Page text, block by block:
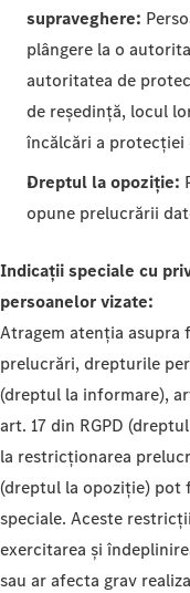
supraveghere:
plângere la o
autoritatea de
de reședință, locul
încălcări a protecției
Dreptul la opoziție:
opune prelucrării
Indicații speciale cu
persoanelor vizate:
Atragem atenția asupra
prelucrări, drepturile
(dreptul la informare),
art. 17 din RGPD
la restricționarea
(dreptul la opoziție) pot
speciale. Aceste
exercitarea și
sau ar afecta grav